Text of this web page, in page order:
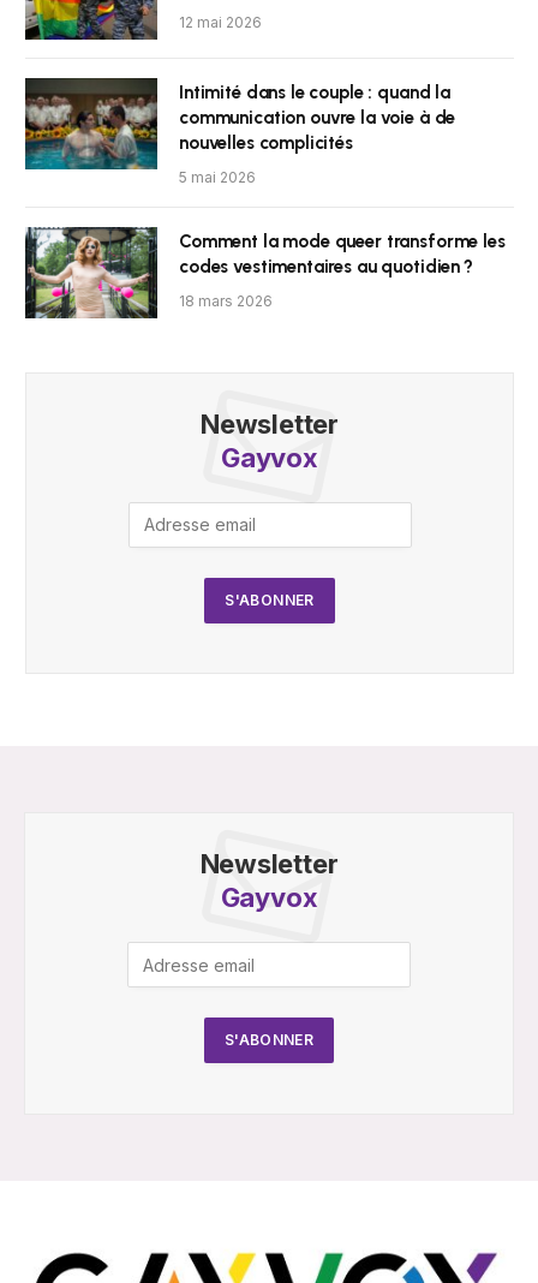
12 mai 2026
Intimité dans le couple : quand la
communication ouvre la voie à de
nouvelles complicités
5 mai 2026
Comment la mode queer transforme les
codes vestimentaires au quotidien ?
18 mars 2026
Newsletter
Gayvox
Newsletter
Gayvox